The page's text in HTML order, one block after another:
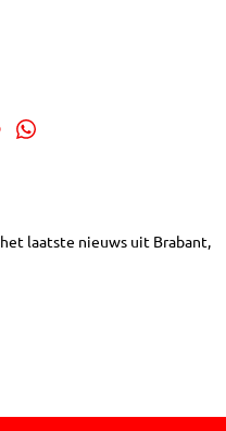
laatste nieuws uit Brabant,